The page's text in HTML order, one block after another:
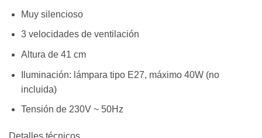
Muy silencioso
3 velocidades de ventilación
Altura de 41 cm
Iluminación: lámpara tipo E27, máximo 40W (no
incluida)
Tensión de 230V ~ 50Hz
Detalles técnicos